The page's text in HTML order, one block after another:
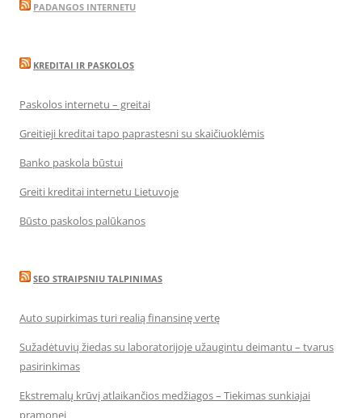
PADANGOS INTERNETU
KREDITAI IR PASKOLOS
Paskolos internetu – greitai
Greitieji kreditai tapo paprastesni su skaičiuoklėmis
Banko paskola būstui
Greiti kreditai internetu Lietuvoje
Būsto paskolos palūkanos
SEO STRAIPSNIU TALPINIMAS
Auto supirkimas turi realią finansinę vertę
Sužadėtuvių žiedas su laboratorijoje užaugintu deimantu – tvarus
pasirinkimas
Ekstremalų krūvį atlaikančios medžiagos – Tiekimas sunkiajai
pramonei